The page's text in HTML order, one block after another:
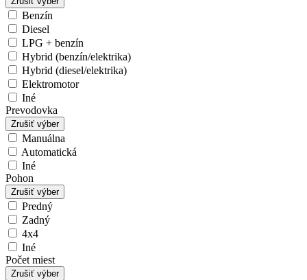
Benzín
Diesel
LPG + benzín
Hybrid (benzín/elektrika)
Hybrid (diesel/elektrika)
Elektromotor
Iné
Prevodovka
Zrušiť výber
Manuálna
Automatická
Iné
Pohon
Zrušiť výber
Predný
Zadný
4x4
Iné
Počet miest
Zrušiť výber